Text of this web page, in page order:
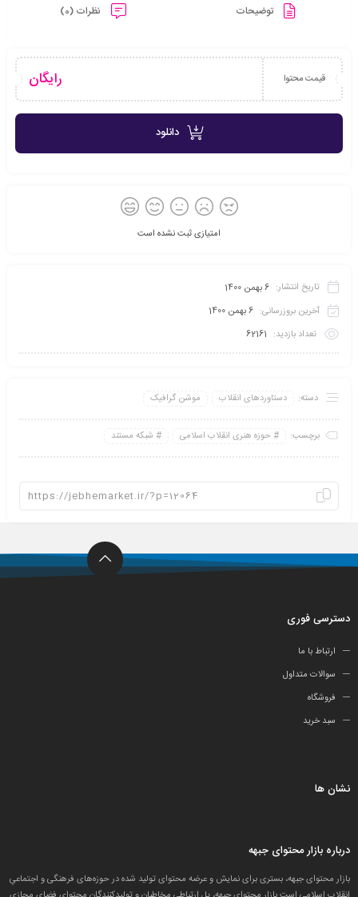
توضیحات نظرات (0)
قیمت محتوا رایگان
دانلود
امتیازی ثبت نشده است
تاریخ انتشار: 6 بهمن 1400
آخرین بروزرسانی: 6 بهمن 1400
تعداد بازدید: 62161
دسته: دستاوردهای انقلاب موشن گرافیک
برچسب: حوزه هنری انقلاب اسلامی شبکه مستند
دسترسی فوری
ارتباط با ما
سوالات متداول
فروشگاه
سبد خرید
نشان ها
درباره بازار محتوای جبهه
بازار محتوای جبهه، بستری برای نمایش و عرضه محتوای تولید شده در حوزه‌های فرهنگی و اجتماعیِ